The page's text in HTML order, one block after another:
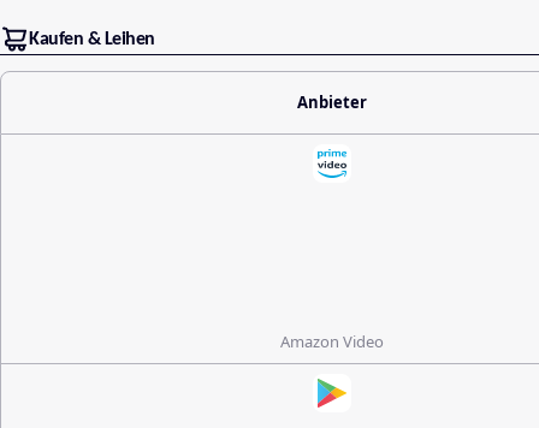
Kaufen & Leihen
Anbieter
Amazon Video